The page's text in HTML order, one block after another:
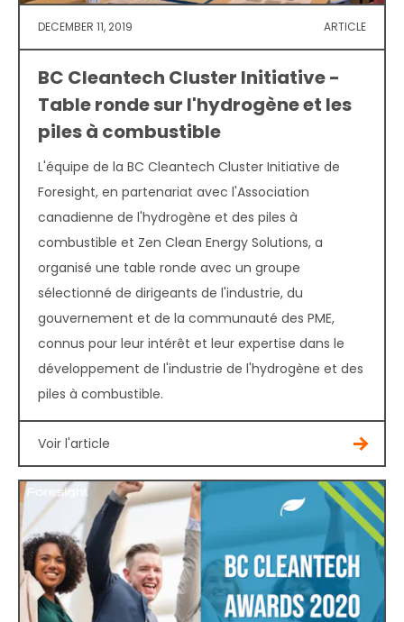
DECEMBER 11, 2019 ARTICLE
BC Cleantech Cluster Initiative -
Table ronde sur l'hydrogène et les
piles à combustible
L'équipe de la BC Cleantech Cluster Initiative de
Foresight, en partenariat avec l'Association
canadienne de l'hydrogène et des piles à
combustible et Zen Clean Energy Solutions, a
organisé une table ronde avec un groupe
sélectionné de dirigeants de l'industrie, du
gouvernement et de la communauté des PME,
connus pour leur intérêt et leur expertise dans le
développement de l'industrie de l'hydrogène et des
piles à combustible.
Voir l'article